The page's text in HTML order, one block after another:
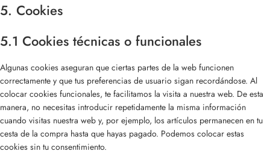
5. Cookies
5.1 Cookies técnicas o funcionales
Algunas cookies aseguran que ciertas partes de la web funcionen
correctamente y que tus preferencias de usuario sigan recordándose. Al
colocar cookies funcionales, te facilitamos la visita a nuestra web. De esta
manera, no necesitas introducir repetidamente la misma información
cuando visitas nuestra web y, por ejemplo, los artículos permanecen en tu
cesta de la compra hasta que hayas pagado. Podemos colocar estas
cookies sin tu consentimiento.